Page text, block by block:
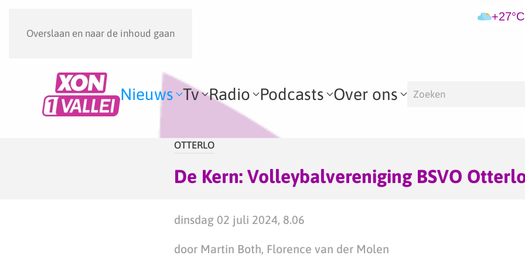
Overslaan en naar de inhoud gaan
+27°C
Nieuws Tv Radio Podcasts Over ons
OTTERLO
De Kern: Volleybalvereniging BSVO
dinsdag 02 juli 2024, 8.06
door Martin Both, Florence van der Molen